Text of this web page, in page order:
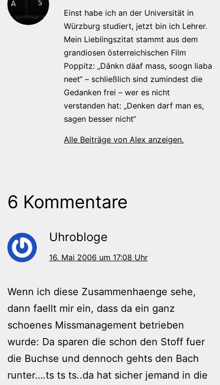
Einst habe ich an der Universität in
Würzburg studiert, jetzt bin ich Lehrer.
Mein Lieblingszitat stammt aus dem
grandiosen österreichischen Film
Poppitz: „Dänkn däaf mass, soogn liaba
neet“ – schließlich sind zumindest die
Gedanken frei – wer es nicht
verstanden hat: „Denken darf man es,
sagen besser nicht“
Alle Beiträge von Alex anzeigen.
6 Kommentare
Uhrobloge
16. Mai 2006 um 17:08 Uhr
Wenn ich diese Zusammenhaenge sehe,
dann faellt mir ein, dass da ein ganz
schoenes Missmanagement betrieben
wurde: Da sparen die schon den Stoff fuer
die Buchse und dennoch gehts den Bach
runter….ts ts ts..da hat sicher jemand in die